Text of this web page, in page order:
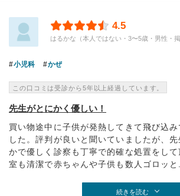
4.5
はるかな（本人ではない・3〜5歳・男性・
小児科 かぜ
この口コミは受診から5年以上経過しています。
先生がとにかく優しい！
買い物途中に子供が発熱してきて飛び込み
した。評判が良いと聞いていましたが、
かで優しく診察も丁寧で的確な処置をし
室も清潔で赤ちゃんや子供も数人ゴロッと
続きを読む